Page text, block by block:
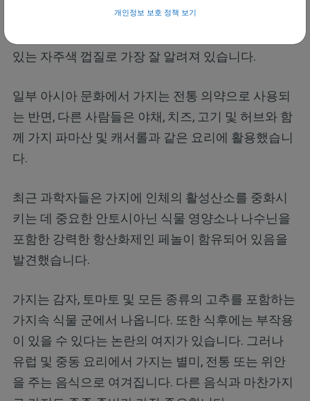
먹지 않았고 처음에는 관상용 식물로 재배되었습니
있는 자주색 껍질로 가장 잘 알려져 있습니다.
일부 아시아 문화에서 가지는 전통 의약으로 사용되
는 반면, 다른 사람들은 야채, 치즈, 고기 및 허브와 함
께 가지 파마산 및 캐서롤과 같은 요리에 활용했습니
다.
최근 과학자들은 가지에 인체의 활성산소를 중화시
키는 데 중요한 안토시아닌 식물 영양소나 나수닌을
포함한 강력한 항산화제인 페놀이 함유되어 있음을
발견했습니다.
가지는 감자, 토마토 및 모든 종류의 고추를 포함하는
가지속 식물 군에서 나옵니다. 또한 식후에는 부작용
이 있을 수 있다는 논란의 여지가 있습니다. 그러나
유럽 및 중동 요리에서 가지는 별미, 전통 또는 위안
을 주는 음식으로 여겨집니다. 다른 음식과 마찬가지
개인정보 보호 정책 보기